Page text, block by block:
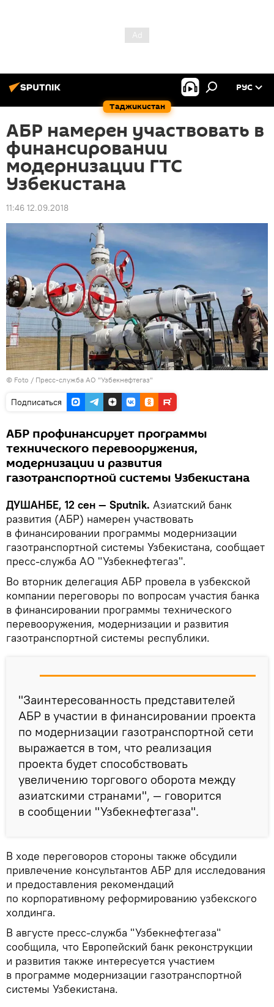
Таджикистан
РУС
АБР намерен участвовать в
финансировании
модернизации ГТС
Узбекистана
11:46 12.09.2018
© Foto / Пресс-служба АО "Узбекнефтегаз"
Подписаться
АБР профинансирует программы
технического перевооружения,
модернизации и развития
газотранспортной системы Узбекистана
ДУШАНБЕ, 12 сен — Sputnik. Азиатский банк
развития (АБР) намерен участвовать
в финансировании программы модернизации
газотранспортной системы Узбекистана, сообщает
пресс-служба АО "Узбекнефтегаз".
Во вторник делегация АБР провела в узбекской
компании переговоры по вопросам участия банка
в финансировании программы технического
перевооружения, модернизации и развития
газотранспортной системы республики.
"Заинтересованность представителей
АБР в участии в финансировании проекта
по модернизации газотранспортной сети
выражается в том, что реализация
проекта будет способствовать
увеличению торгового оборота между
азиатскими странами", — говорится
в сообщении "Узбекнефтегаза".
В ходе переговоров стороны также обсудили
привлечение консультантов АБР для исследования
и предоставления рекомендаций
по корпоративному реформированию узбекского
холдинга.
В августе пресс-служба "Узбекнефтегаза"
сообщила, что Европейский банк реконструкции
и развития также интересуется участием
в программе модернизации газотранспортной
системы Узбекистана.